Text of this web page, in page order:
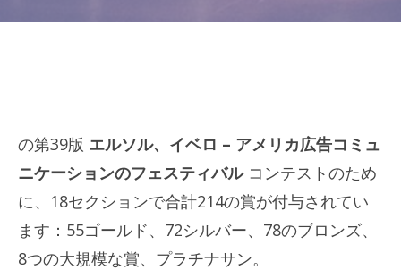
の第39版 エルソル、イベロ – アメリカ広告コミュ
ニケーションのフェスティバル コンテストのため
に、18セクションで合計214の賞が付与されてい
ます：55ゴールド、72シルバー、78のブロンズ、
8つの大規模な賞、プラチナサン。